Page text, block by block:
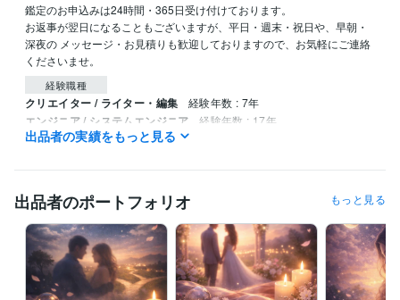
鑑定のお申込みは24時間・365日受け付けております。
お返事が翌日になることもございますが、平日・週末・祝日や、早朝・
深夜の メッセージ・お見積りも歓迎しておりますので、お気軽にご連絡
くださいませ。
経験職種
クリエイター / ライター・編集 経験年数 : 7年
エンジニア / システムエンジニア 経験年数 : 17年
PM・PO・ディレクター / プロジェクトリーダー
ライフスタイル・その他 / 占い師 経験年数 : 12年
受賞歴
『復縁の教科書』サイトの占い記事を監修 「12星座×4血液型で解
読！当たる恋愛占い 相性診断大全」著 スピリチュアル記事連載（心
の整え方） 鑑定文の書き方と構成ワーク講座
資格・検定
出品者の実績をもっと見る
出品者のポートフォリオ もっと見る